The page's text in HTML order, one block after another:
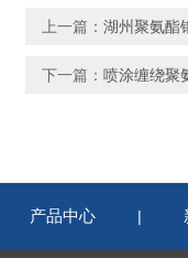
上一篇： 湖州聚氨酯
下一篇： 喷涂缠绕聚
产品中心 |